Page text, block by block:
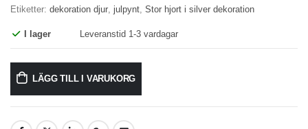
Etiketter: dekoration djur, julpynt, Stor hjort i silver dekoration
I lager Leveranstid 1-3 vardagar
LÄGG TILL I VARUKORG